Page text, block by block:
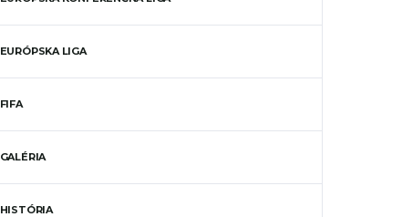
EURÓPSKA LIGA
FIFA
GALÉRIA
HISTÓRIA